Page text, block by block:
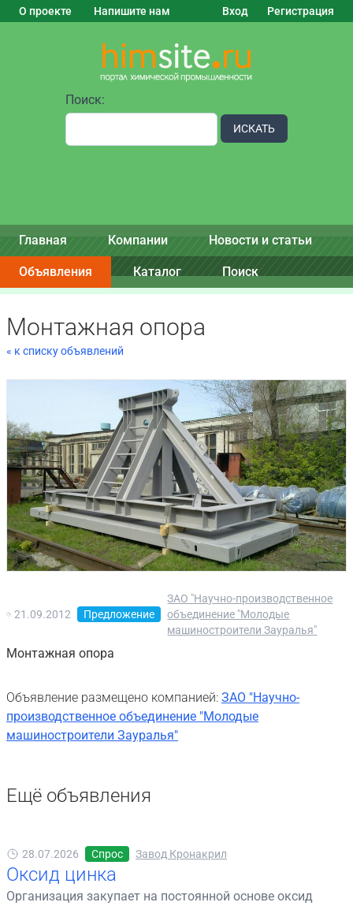
О проекте Напишите нам Вход Регистрация
Поиск:
ИСКАТЬ
Главная Компании Новости и статьи
Объявления Каталог Поиск
Монтажная опора
« к списку объявлений
21.09.2012 Предложение
ЗАО "Научно-производственное
объединение "Молодые
машиностроители Зауралья"
Монтажная опора
Объявление размещено компанией: ЗАО "Научно-
производственное объединение "Молодые
машиностроители Зауралья"
Ещё объявления
28.07.2026 Спрос Завод Кронакрил
Оксид цинка
Организация закупает на постоянной основе оксид